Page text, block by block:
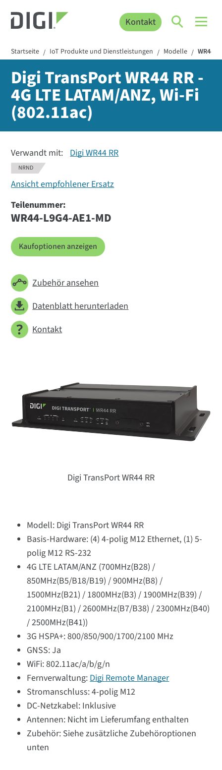
Kontakt
Startseite / IoT Produkte und Dienstleistungen / Modelle / WR44-
Digi TransPort WR44 RR -
4G LTE LATAM/ANZ, Wi-Fi
(802.11ac)
Verwandt mit: Digi WR44 RR
Digi TransPort WR44 RR
NRND
Ansicht empfohlener Ersatz
Teilenummer:
WR44-L9G4-AE1-MD
Kaufoptionen anzeigen
Zubehör ansehen
Datenblatt herunterladen
Kontakt
Modell: Digi TransPort WR44 RR
Basis-Hardware: (4) 4-polig M12 Ethernet, (1) 5-
polig M12 RS-232
4G LTE LATAM/ANZ (700MHz(B28) /
850MHz(B5/B18/B19) / 900MHz(B8) /
1500MHz(B21) / 1800MHz(B3) / 1900MHz(B39) /
2100MHz(B1) / 2600MHz(B7/B38) / 2300MHz(B40)
/ 2500MHz(B41))
3G HSPA+: 800/850/900/1700/2100 MHz
GNSS: Ja
WiFi: 802.11ac/a/b/g/n
Fernverwaltung:Digi Remote Manager
Stromanschluss: 4-polig M12
DC-Netzkabel: Inklusive
Antennen: Nicht im Lieferumfang enthalten
Zubehör: Siehe zusätzliche Zubehöroptionen
unten